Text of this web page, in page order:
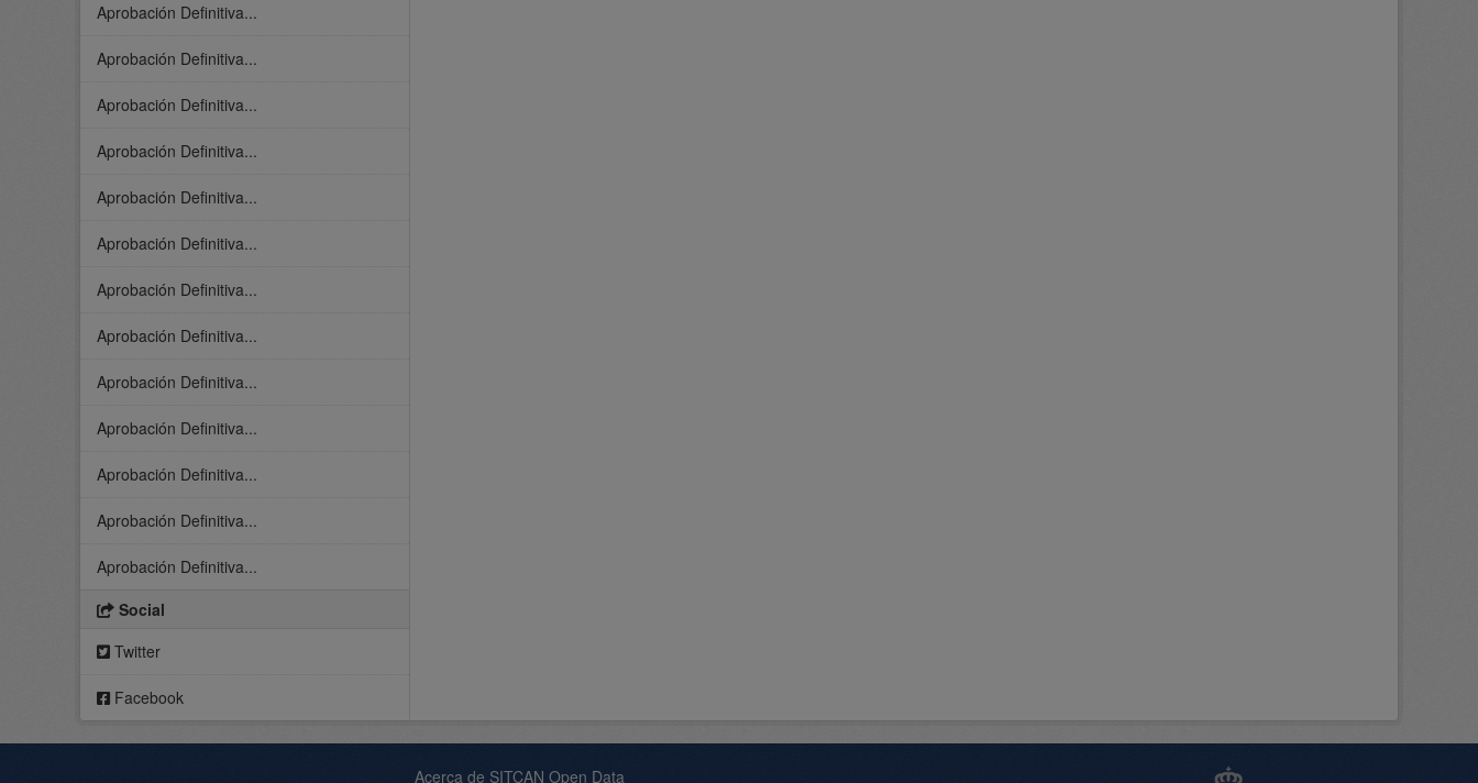
Aprobación Definitiva...
Aprobación Definitiva...
Aprobación Definitiva...
Aprobación Definitiva...
Aprobación Definitiva...
Aprobación Definitiva...
Aprobación Definitiva...
Aprobación Definitiva...
Aprobación Definitiva...
Aprobación Definitiva...
Aprobación Definitiva...
Aprobación Definitiva...
Aprobación Definitiva...
Social
Twitter
Facebook
Acerca de SITCAN Open Data